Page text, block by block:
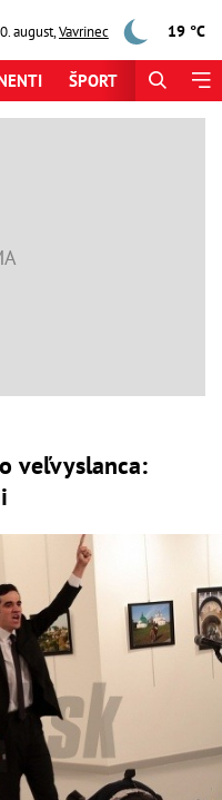
august,Vavrinec 19 °C
ŠPORT
veľvyslanca: